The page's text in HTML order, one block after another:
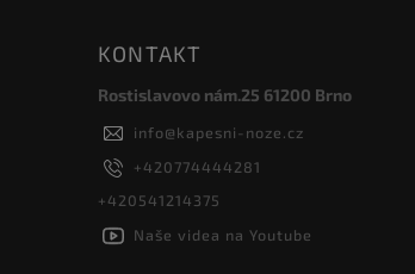
KONTAKT
Rostislavovo nám.25 61200 Brno
info@kapesni-noze.cz
+420774444281
+420541214375
Naše videa na Youtube